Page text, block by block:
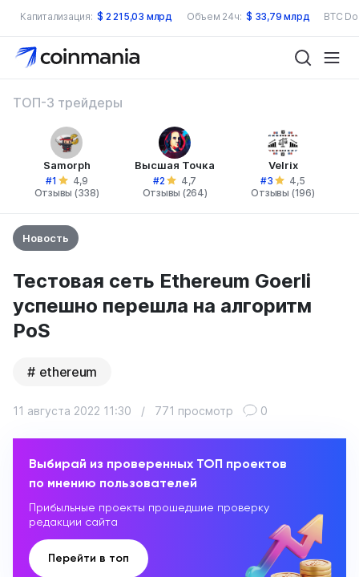
Капитализация: $ 2 215,03 млрд Объем 24ч: $ 33,79 млрд BTC
ТОП-3 трейдеры
Samorph
#1
4,9
Отзывы (338)
Высшая Точка
#2
4,7
Отзывы (264)
Velrix
#3
4,5
Отзывы (196)
Новость
Тестовая сеть Ethereum Goerli
успешно перешла на алгоритм
PoS
ethereum
11 августа 2022 11:30 / 771 просмотр 0
Выбирай из проверенных ТОП проектов
по мнению пользователей
Прибыльные проекты прошедшие проверку
редакции сайта
Перейти в топ